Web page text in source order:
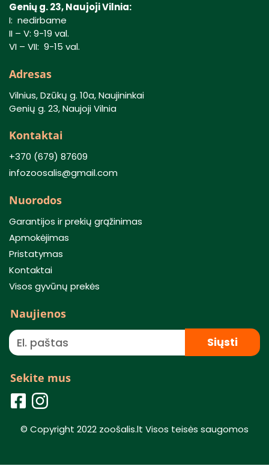
Genių g. 23, Naujoji Vilnia:
I: nedirbame
II – V: 9-19 val.
VI – VII: 9-15 val.
Adresas
Vilnius, Dzūkų g. 10a, Naujininkai
Genių g. 23, Naujoji Vilnia
Kontaktai
+370 (679) 87609
infozoosalis@gmail.com
Nuorodos
Garantijos ir prekių grąžinimas
Apmokėjimas
Pristatymas
Kontaktai
Visos gyvūnų prekės
Naujienos
Siųsti
Sekite mus
© Copyright 2022 zoošalis.lt Visos teisės saugomos